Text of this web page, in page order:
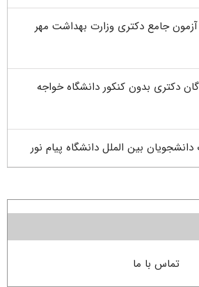
آزمون جامع دکتری وزارت بهداشت مهر
دکتری بدون کنکور دانشگاه خواجه
بین الملل دانشگاه پیام نور
تماس با ما